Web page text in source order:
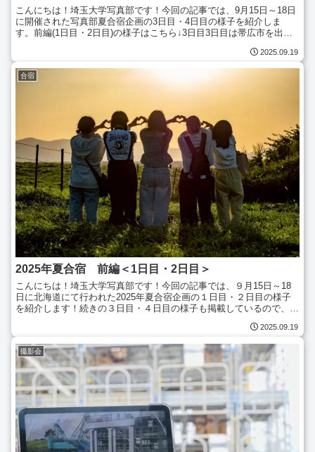
こんにちは！埼玉大学写真部です！今回の記事では、9月15日～18日
に開催された写真部夏合宿企画の3日目・4日目の様子を紹介しま
す。前編(1日目・2日目)の様子はこちら↓3日目3日目は帯広市を出発
2025.09.19
合宿
2025年夏合宿 前編＜1日目・2日目＞
こんにちは！埼玉大学写真部です！今回の記事では、９月15日～18
日に北海道にて行われた2025年夏合宿企画の１日目・２日目の様子
を紹介します！続きの３日目・４日目の様子も掲載しているので、是
2025.09.19
撮影会